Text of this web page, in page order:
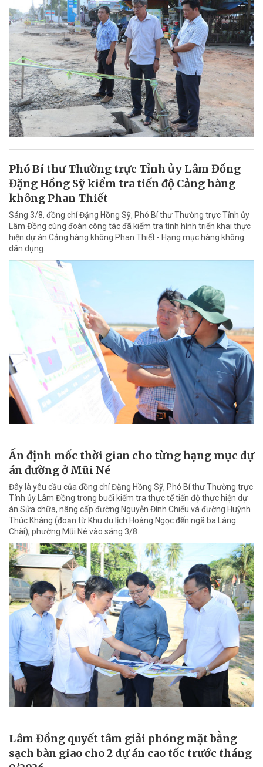
Phó Bí thư Thường trực Tỉnh ủy Lâm Đồng
Đặng Hồng Sỹ kiểm tra tiến độ Cảng hàng
không Phan Thiết
Sáng 3/8, đồng chí Đặng Hồng Sỹ, Phó Bí thư Thường trực Tỉnh ủy
Lâm Đồng cùng đoàn công tác đã kiểm tra tình hình triển khai thực
hiện dự án Cảng hàng không Phan Thiết - Hạng mục hàng không
dân dụng.
Ấn định mốc thời gian cho từng hạng mục dự
án đường ở Mũi Né
Đây là yêu cầu của đồng chí Đặng Hồng Sỹ, Phó Bí thư Thường trực
Tỉnh ủy Lâm Đồng trong buổi kiểm tra thực tế tiến độ thực hiện dự
án Sửa chữa, nâng cấp đường Nguyễn Đình Chiểu và đường Huỳnh
Thúc Kháng (đoạn từ Khu du lịch Hoàng Ngọc đến ngã ba Làng
Chài), phường Mũi Né vào sáng 3/8.
Lâm Đồng quyết tâm giải phóng mặt bằng
sạch bàn giao cho 2 dự án cao tốc trước tháng